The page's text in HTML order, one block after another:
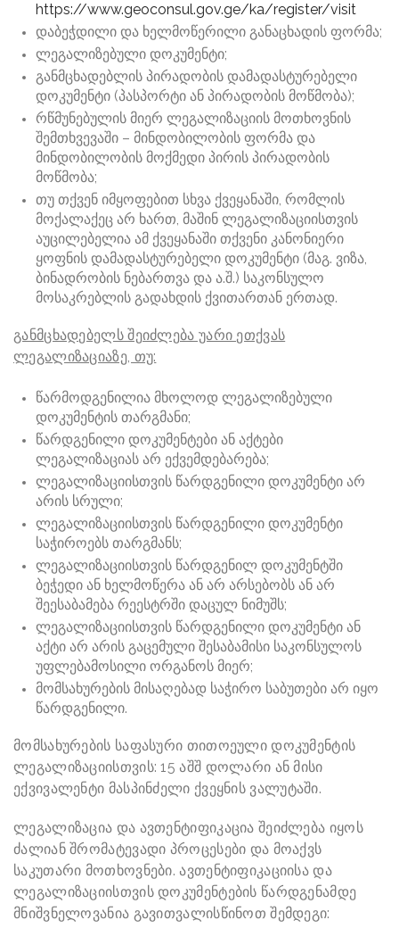
https://www.geoconsul.gov.ge/ka/register/visit
დაბეჭდილი და ხელმოწერილი განაცხადის ფორმა;
ლეგალიზებული დოკუმენტი;
განმცხადებლის პირადობის დამადასტურებელი
დოკუმენტი (პასპორტი ან პირადობის მოწმობა);
რწმუნებულის მიერ ლეგალიზაციის მოთხოვნის
შემთხვევაში – მინდობილობის ფორმა და
მინდობილობის მოქმედი პირის პირადობის
მოწმობა;
თუ თქვენ იმყოფებით სხვა ქვეყანაში, რომლის
მოქალაქეც არ ხართ, მაშინ ლეგალიზაციისთვის
აუცილებელია ამ ქვეყანაში თქვენი კანონიერი
ყოფნის დამადასტურებელი დოკუმენტი (მაგ. ვიზა,
ბინადრობის ნებართვა და ა.შ.) საკონსულო
მოსაკრებლის გადახდის ქვითართან ერთად.
განმცხადებელს შეიძლება უარი ეთქვას
ლეგალიზაციაზე, თუ:
წარმოდგენილია მხოლოდ ლეგალიზებული
დოკუმენტის თარგმანი;
წარდგენილი დოკუმენტები ან აქტები
ლეგალიზაციას არ ექვემდებარება;
ლეგალიზაციისთვის წარდგენილი დოკუმენტი არ
არის სრული;
ლეგალიზაციისთვის წარდგენილი დოკუმენტი
საჭიროებს თარგმანს;
ლეგალიზაციისთვის წარდგენილ დოკუმენტში
ბეჭედი ან ხელმოწერა ან არ არსებობს ან არ
შეესაბამება რეესტრში დაცულ ნიმუშს;
ლეგალიზაციისთვის წარდგენილი დოკუმენტი ან
აქტი არ არის გაცემული შესაბამისი საკონსულოს
უფლებამოსილი ორგანოს მიერ;
მომსახურების მისაღებად საჭირო საბუთები არ იყო
წარდგენილი.
მომსახურების საფასური თითოეული დოკუმენტის
ლეგალიზაციისთვის: 15 აშშ დოლარი ან მისი
ექვივალენტი მასპინძელი ქვეყნის ვალუტაში.
ლეგალიზაცია და ავთენტიფიკაცია შეიძლება იყოს
ძალიან შრომატევადი პროცესები და მოაქვს
საკუთარი მოთხოვნები. ავთენტიფიკაციისა და
ლეგალიზაციისთვის დოკუმენტების წარდგენამდე
მნიშვნელოვანია გავითვალისწინოთ შემდეგი: